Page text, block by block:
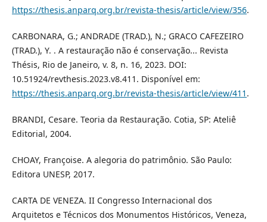
https://thesis.anparq.org.br/revista-thesis/article/view/356.
CARBONARA, G.; ANDRADE (TRAD.), N.; GRACO CAFEZEIRO
(TRAD.), Y. . A restauração não é conservação... Revista
Thésis, Rio de Janeiro, v. 8, n. 16, 2023. DOI:
10.51924/revthesis.2023.v8.411. Disponível em:
https://thesis.anparq.org.br/revista-thesis/article/view/411 .
BRANDI, Cesare. Teoria da Restauração. Cotia, SP: Ateliê
Editorial, 2004.
CHOAY, Françoise. A alegoria do patrimônio. São Paulo:
Editora UNESP, 2017.
CARTA DE VENEZA. II Congresso Internacional dos
Arquitetos e Técnicos dos Monumentos Históricos, Veneza,